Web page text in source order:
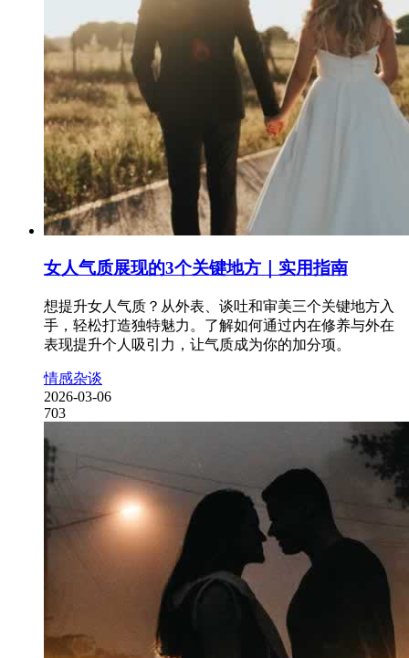
女人气质展现的3个关键地方｜实用指南
想提升女人气质？从外表、谈吐和审美三个关键地方入
手，轻松打造独特魅力。了解如何通过内在修养与外在
表现提升个人吸引力，让气质成为你的加分项。
情感杂谈
2026-03-06
703